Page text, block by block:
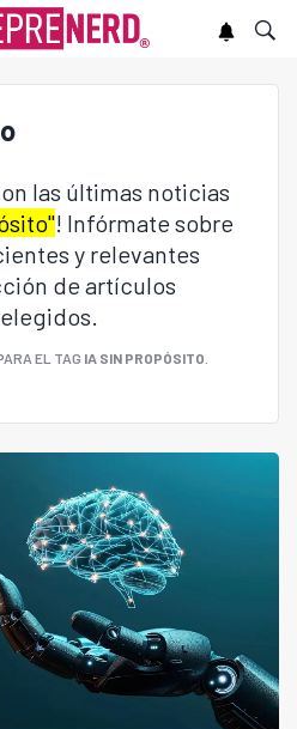
las últimas noticias
! Infórmate sobre
y relevantes
de artículos
EL TAG IA SIN PROPÓSITO